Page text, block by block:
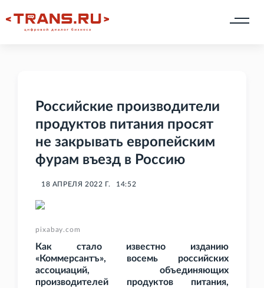
Российские производители
продуктов питания просят
не закрывать европейским
фурам въезд в Россию
18 АПРЕЛЯ 2022 Г. 14:52
pixabay.com
Как стало известно изданию
«Коммерсантъ», восемь российских
ассоциаций, объединяющих
производителей продуктов питания,